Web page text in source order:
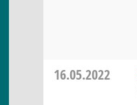
16.05.2022